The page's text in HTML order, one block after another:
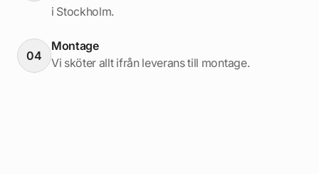
i Stockholm.
04
Montage
Vi sköter allt ifrån leverans till montage.